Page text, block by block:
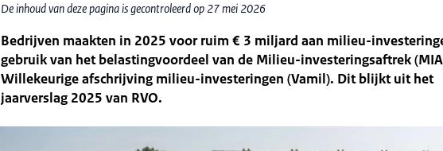
De inhoud van deze pagina is gecontroleerd op 27 mei 2026
Bedrijven maakten in 2025 voor ruim € 3 miljard aan milieu-
gebruik van het belastingvoordeel van de Milieu-investeringsaftrek
Willekeurige afschrijving milieu-investeringen (Vamil). Dit blijkt uit het
jaarverslag 2025 van RVO.